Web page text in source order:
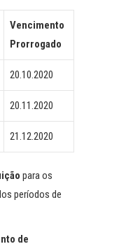
Vencimento
Prorrogado
20.10.2020
20.11.2020
21.12.2020
para os
períodos de
de